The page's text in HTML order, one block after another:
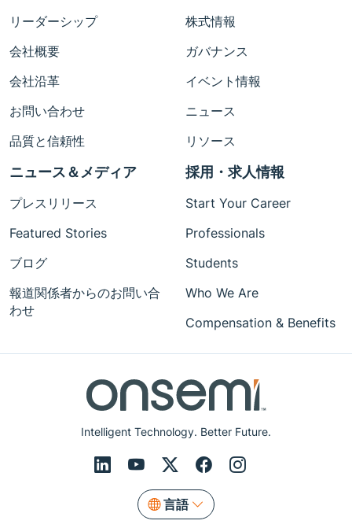
Intelligent Technology. Better Future.
言語
リーダーシップ
会社概要
会社沿革
お問い合わせ
品質と信頼性
株式情報
ガバナンス
イベント情報
ニュース
リソース
ニュース＆メディア
プレスリリース
Featured Stories
ブログ
報道関係者からのお問い合
わせ
採用・求人情報
Start Your Career
Professionals
Students
Who We Are
Compensation & Benefits